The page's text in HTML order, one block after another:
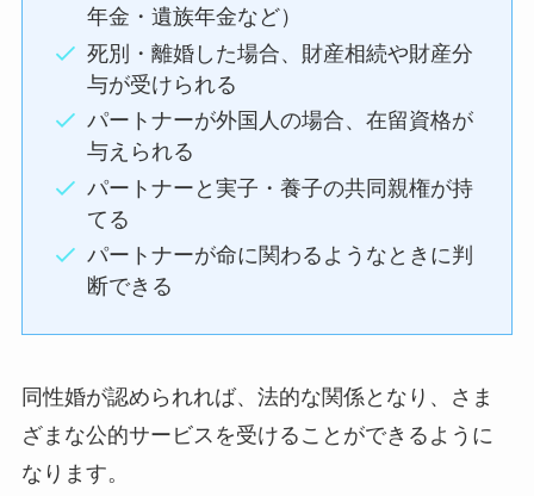
年金・遺族年金など）
死別・離婚した場合、財産相続や財産分
与が受けられる
パートナーが外国人の場合、在留資格が
与えられる
パートナーと実子・養子の共同親権が持
てる
パートナーが命に関わるようなときに判
断できる
同性婚が認められれば、法的な関係となり、さま
ざまな公的サービスを受けることができるように
なります。